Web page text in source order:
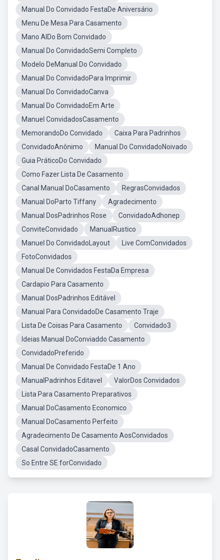
Manual Do Convidado FestaDe Aniversário
Menu De Mesa Para Casamento
Mano AlDo Bom Convidado
Manual Do ConvidadoSemi Completo
Modelo DeManual Do Convidado
Manual Do ConvidadoPara Imprimir
Manual Do ConvidadoCanva
Manual Do ConvidadoEm Arte
Manuel ConvidadosCasamento
MemorandoDo Convidado
Caixa Para Padrinhos
ConvidadoAnônimo
Manual Do ConvidadoNoivado
Guia PráticoDo Convidado
Como Fazer Lista De Casamento
Canal Manual DoCasamento
RegrasConvidados
Manual DoParto Tiffany
Agradecimento
Manual DosPadrinhos Rose
ConvidadoAdhonep
ConviteConvidado
ManualRustico
Manuel Do ConvidadoLayout
Live ComConvidados
FotoConvidados
Manual De Convidados FestaDa Empresa
Cardapio Para Casamento
Manual DosPadrinhos Editável
Manual Para ConvidadoDe Casamento Traje
Lista De Coisas Para Casamento
Convidado3
Ideias Manual DoConviaddo Casamento
ConvidadoPreferido
Manual De Convidado FestaDe 1 Ano
ManualPadrinhos Editavel
ValorDos Convidados
Lista Para Casamento Preparativos
Manual DoCasamento Economico
Manual DoCasamento Perfeito
Agradecimento De Casamento AosConvidados
Casal ConvidadoCasamento
So Entre SE forConvidado